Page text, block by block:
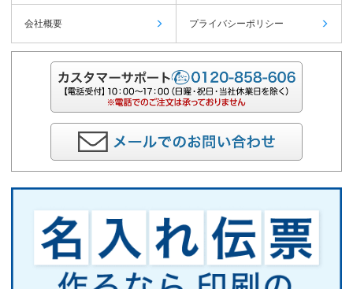
会社概要 プライバシーポリシー